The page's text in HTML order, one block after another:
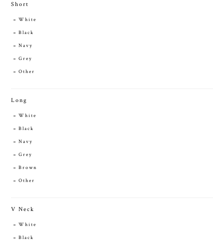
Short
White
Black
Navy
Grey
Other
Long
White
Black
Navy
Grey
Brown
Other
V Neck
White
Black